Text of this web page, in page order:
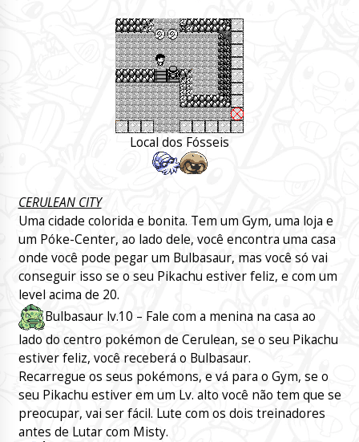
Local dos Fósseis
CERULEAN CITY
Uma cidade colorida e bonita. Tem um Gym, uma loja e
um Póke-Center, ao lado dele, você encontra uma casa
onde você pode pegar um Bulbasaur, mas você só vai
conseguir isso se o seu Pikachu estiver feliz, e com um
level acima de 20.
Bulbasaur lv.10 – Fale com a menina na casa ao
lado do centro pokémon de Cerulean, se o seu Pikachu
estiver feliz, você receberá o Bulbasaur.
Recarregue os seus pokémons, e vá para o Gym, se o
seu Pikachu estiver em um Lv. alto você não tem que se
preocupar, vai ser fácil. Lute com os dois treinadores
antes de Lutar com Misty.